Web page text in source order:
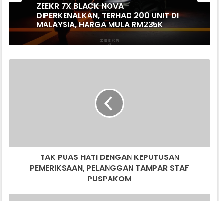
ZEEKR 7X BLACK NOVA
DIPERKENALKAN, TERHAD 200 UNIT DI
MALAYSIA, HARGA MULA RM235K
STAF
PUSPAKOMTAK PUAS HATI DENGAN KEPUTUSAN
PEMERIKSAAN, PELANGGAN TAMPAR STAF
PUSPAKOM